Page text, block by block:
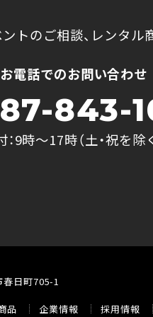
トのご相談、 レンタル
お電話でのお問い合わせ
843-
：9時〜17時（土・祝を除
日町705-1
品 企業情報 採用情報